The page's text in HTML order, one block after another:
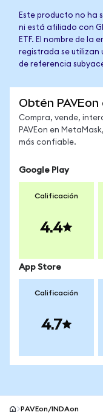
Este producto no ha
ni está afiliado con
ETF. El nombre de la
registrada se
de referencia
Obtén
Compra, vende,
PAVEon en
más confiable.
Google Play
Calificación
4.4
App Store
Calificación
4.7
PAVEon/INDAon